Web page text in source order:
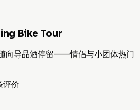
Bike Tour
向导品酒停留——情侣与小团体热门
评价